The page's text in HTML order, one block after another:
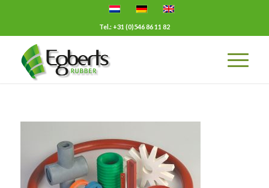
Tel.: +31 (0)546 86 11 82